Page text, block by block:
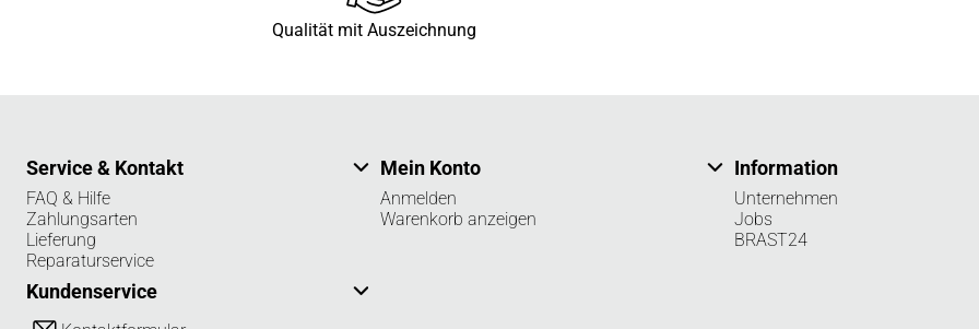
Qualität mit Auszeichnung
Service & Kontakt
FAQ & Hilfe
Zahlungsarten
Lieferung
Reparaturservice
Kundenservice
Mein Konto
Anmelden
Warenkorb anzeigen
Information
Unternehmen
Jobs
BRAST24